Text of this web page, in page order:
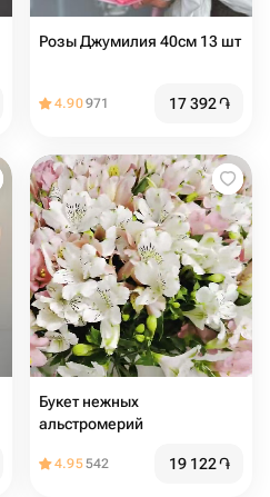
Розы Джумилия 40см 13 шт
4.90971 17 392֏
Букет нежных
альстромерий
4.95542 19 122֏